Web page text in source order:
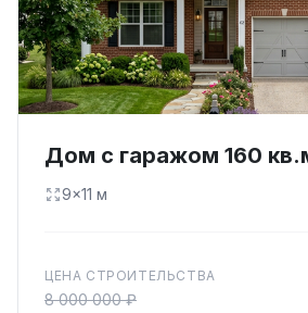
Дом с гаражом 160
9×11 м
ЦЕНА СТРОИТЕЛЬСТВА
8 000 000 ₽